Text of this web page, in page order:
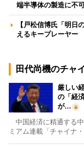
端半導体の製造に不
【戸松信博氏「明日
えるキープレーヤ
田代尚機のチャ
厳しい
の「経
が…
中国経済に精通する
ミアム連載「チャイナ